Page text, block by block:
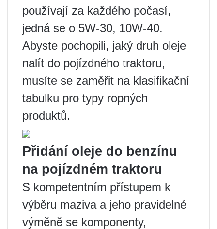
používají za každého počasí,
jedná se o 5W-30, 10W-40.
Abyste pochopili, jaký druh oleje
nalít do pojízdného traktoru,
musíte se zaměřit na klasifikační
tabulku pro typy ropných
produktů.
Přidání oleje do benzínu
na pojízdném traktoru
S kompetentním přístupem k
výběru maziva a jeho pravidelné
výměně se komponenty,